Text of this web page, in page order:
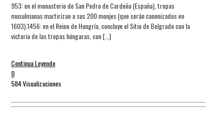
953: en el monasterio de San Pedro de Cardeña (España), tropas
musulmanas martirizan a sus 200 monjes (que serán canonizados en
1603).1456: en el Reino de Hungría, concluye el Sitio de Belgrado con la
victoria de las tropas húngaras, con […]
Continua Leyendo
0
584 Visualizaciones